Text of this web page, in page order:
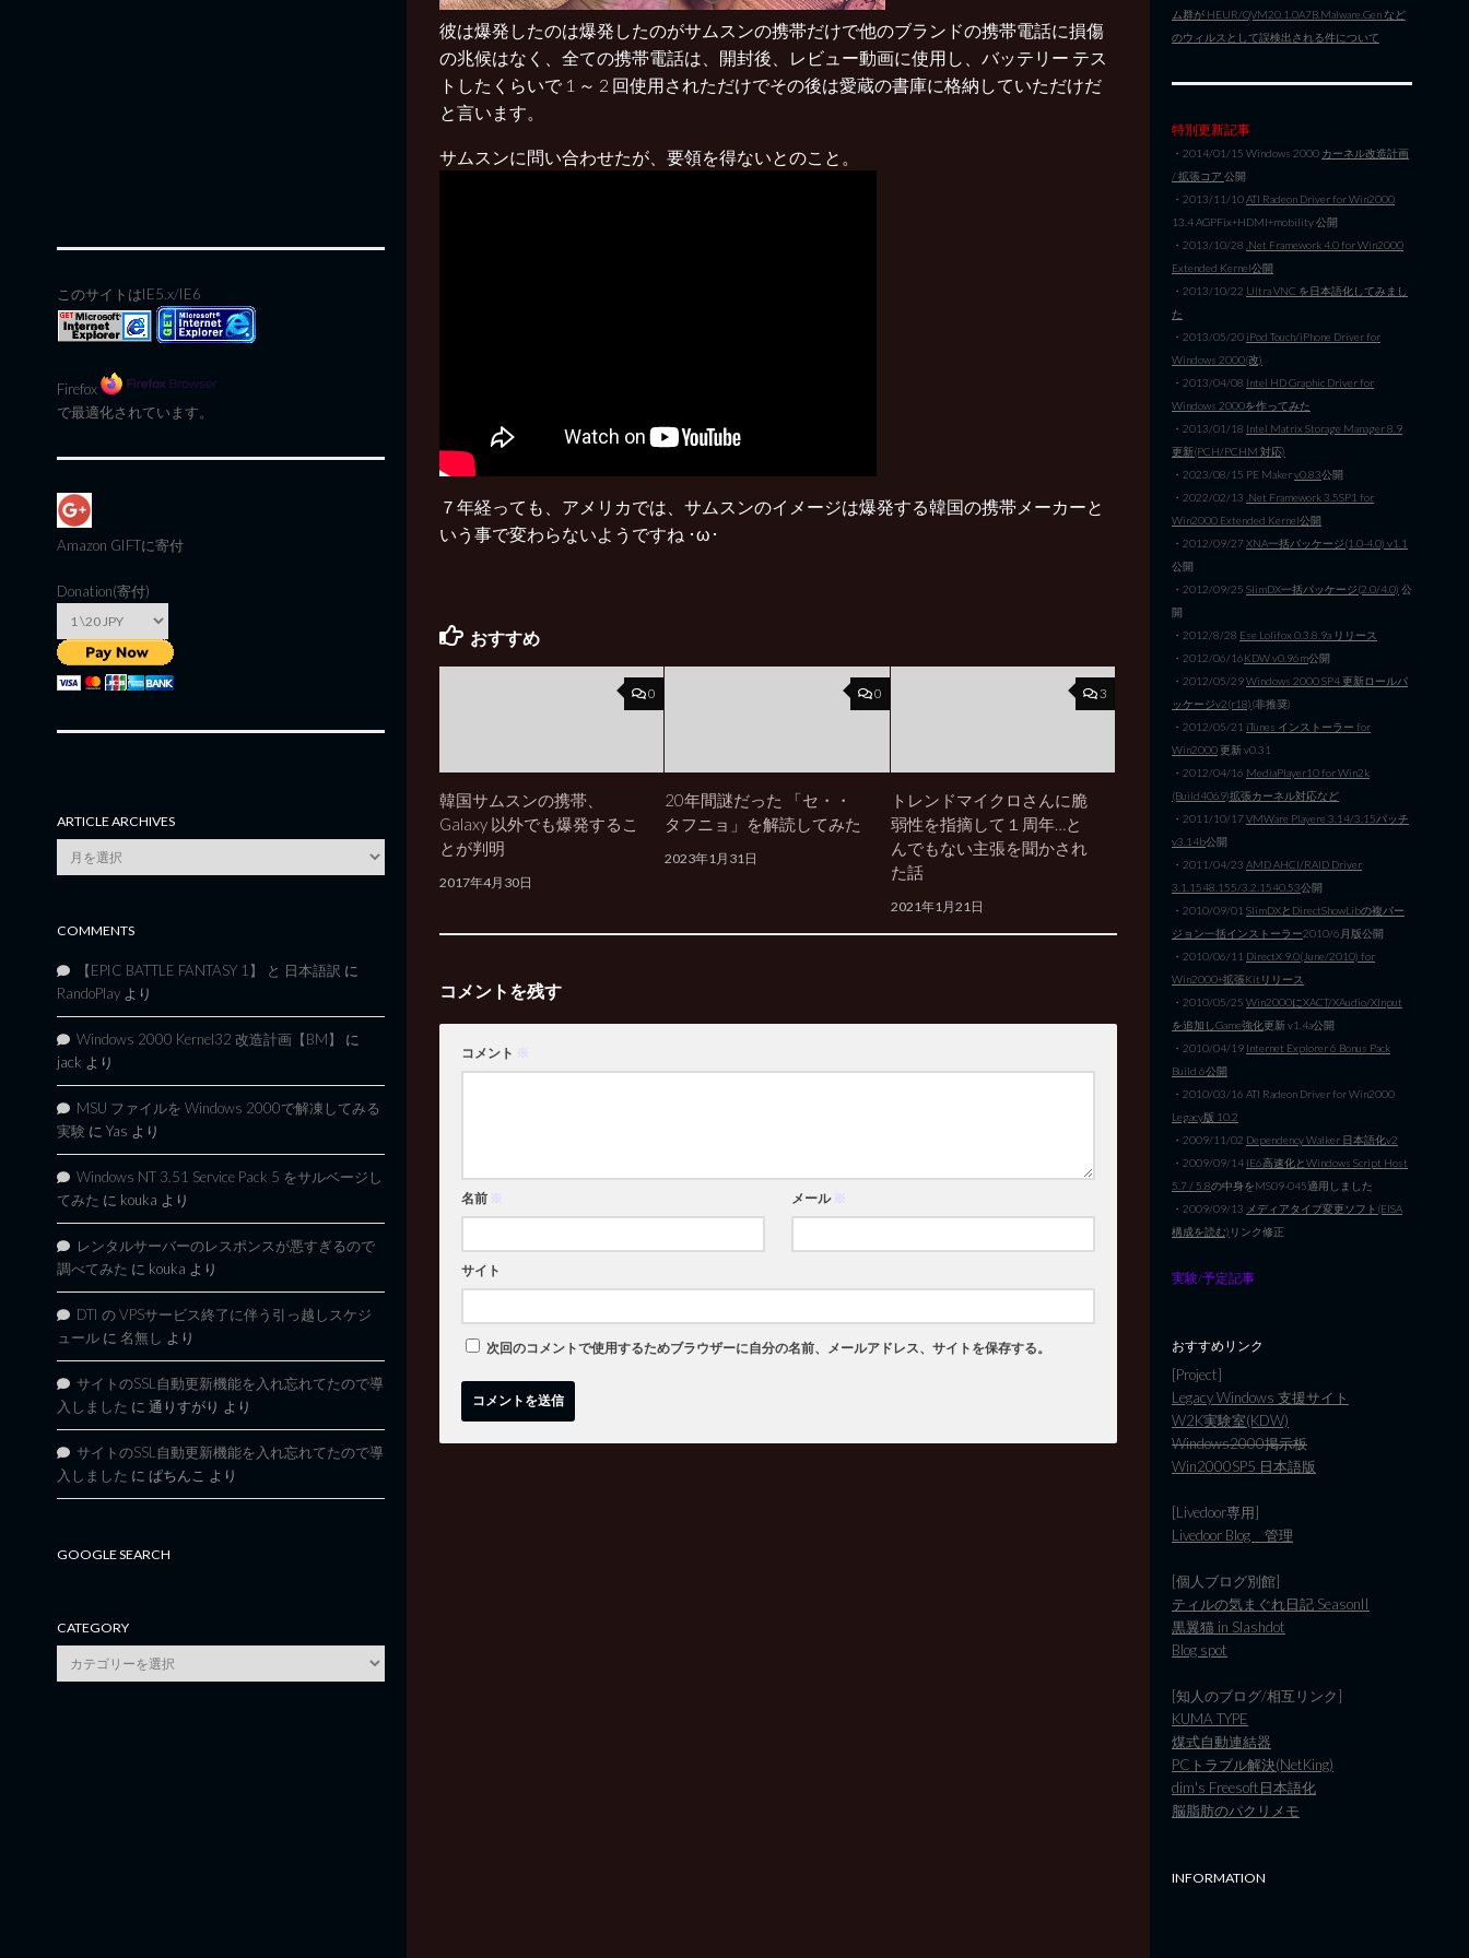
彼は爆発したのは爆発したのがサムスンの携帯だけで他のブランドの携帯電話に損傷
の兆候はなく、全ての携帯電話は、開封後、レビュー動画に使用し、バッテリー テス
トしたくらいで 1 ～ 2 回使用されただけでその後は愛蔵の書庫に格納していただけだ
と言います。
サムスンに問い合わせたが、要領を得ないとのこと。
７年経っても、アメリカでは、サムスンのイメージは爆発する韓国の携帯メーカーと
いう事で変わらないようですね ･ω･
おすすめ
0
韓国サムスンの携帯、
Galaxy 以外でも爆発するこ
とが判明
2017年4月30日
0
20年間謎だった 「セ・・
タフニョ」を解読してみた
2023年1月31日
3
トレンドマイクロさんに脆
弱性を指摘して１周年…と
んでもない主張を聞かされ
た話
2021年1月21日
コメントを残す
コメント ※
名前 ※ メール ※
サイト
次回のコメントで使用するためブラウザーに自分の名前、メールアドレス、サイトを保存する。
このサイトはIE5.x/IE6
Firefox
で最適化されています。
Amazon GIFTに寄付
Donation(寄付)
ARTICLE ARCHIVES
Article
Archives
COMMENTS
【EPIC BATTLE FANTASY 1】 と 日本語訳 に
RandoPlay より
Windows 2000 Kernel32 改造計画【BM】
に
jack より
MSU ファイルを Windows 2000で解凍してみる
実験 に Yas より
Windows NT 3.51 Service Pack 5 をサルベージし
てみた に kouka より
レンタルサーバーのレスポンスが悪すぎるので
調べてみた に kouka より
DTI の VPSサービス終了に伴う引っ越しスケジ
ュール に 名無し より
サイトのSSL自動更新機能を入れ忘れてたので導
入しました に 通りすがり より
サイトのSSL自動更新機能を入れ忘れてたので導
入しました に ぱちんこ より
GOOGLE SEARCH
CATEGORY
category
ム群が HEUR/QVM20.1.0A7B.Malware.Gen など
のウィルスとして誤検出される件について
特別更新記事
・2014/01/15 Windows 2000 カーネル改造計画
/ 拡張コア 公開
・2013/11/10ATI Radeon Driver for Win2000
13.4 AGPFix+HDMI+mobility 公開
・2013/10/28 .Net Framework 4.0 for Win2000
Extended Kernel公開
・2013/10/22 Ultra VNC を日本語化してみまし
た
・2013/05/20 iPod Touch/iPhone Driver for
Windows 2000(改)
・2013/04/08 Intel HD Graphic Driver for
Windows 2000を作ってみた
・2013/01/18 Intel Matrix Storage Manager 8.9
更新(PCH/PCHM 対応)
・2023/08/15 PE Makerv0.83公開
・2022/02/13 .Net Framework 3.5SP1 for
Win2000 Extended Kernel公開
・2012/09/27XNA一括パッケージ(1.0-4.0) v1.1
公開
・2012/09/25 SlimDX一括パッケージ(2.0/4.0) 公
開
・2012/8/28 Ese Lolifox 0.3.8.9a リリース
・2012/06/16KDW v0.96m公開
・2012/05/29Windows 2000 SP4 更新ロールパ
ッケージv2(r18)(非推奨)
・2012/05/21 iTunes インストーラー for
Win2000更新 v0.31
・2012/04/16 MediaPlayer10 for Win2k
(Build4069)拡張カーネル対応など
・2011/10/17VMWare Playere 3.14/3.15パッチ
v3.14b公開
・2011/04/23 AMD AHCI/RAID Driver
3.1.1548.155/3.2.1540.53公開
・2010/09/01 SlimDXとDirectShowLibの複バー
ジョン一括インストーラー2010/6月版公開
・2010/06/11 DirectX 9.0(June/2010) for
Win2000+拡張Kitリリース
・2010/05/25 Win2000にXACT/XAudio/XInput
を追加しGame強化更新 v1.4a公開
・2010/04/19 Internet Explorer 6 Bonus Pack
Build 6公開
・2010/03/16 ATI Radeon Driver for Win2000
Legacy版 10.2
・2009/11/02 Dependency Walker 日本語化v2
・2009/09/14 IE6高速化とWindows Script Host
5.7 / 5.8の中身をMS09-045適用しました
・2009/09/13 メディアタイプ変更ソフト(EISA
構成を読む) リンク修正
実験/予定記事
おすすめリンク
[Project]
Legacy Windows 支援サイト
W2K実験室(KDW)
Windows2000掲示板
Win2000SP5 日本語版
[Livedoor専用]
Livedoor Blog 管理
[個人ブログ別館]
ティルの気まぐれ日記 SeasonII
黒翼猫 in Slashdot
Blog spot
[知人のブログ/相互リンク]
KUMA TYPE
煤式自動連結器
PCトラブル解決(NetKing)
dim's Freesoft日本語化
脳脂肪のパクリメモ
INFORMATION